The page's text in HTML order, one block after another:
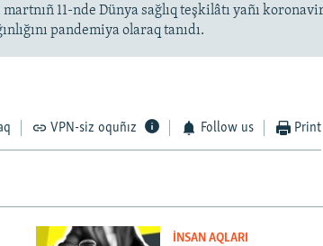
11-nde Dünya sağlıq teşkilâtı yañı
pandemiya olaraq tanıdı.
VPN-siz oquñız Follow us Print
İNSAN AQLARI